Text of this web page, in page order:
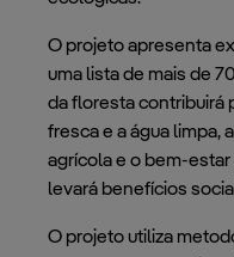
O projeto apresenta
uma lista de mais de
da floresta contribuirá
fresca e a água limpa,
agrícola e o bem-estar
levará benefícios
O projeto utiliza